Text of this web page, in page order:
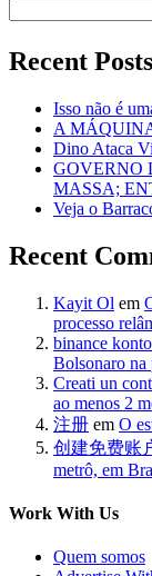
Recent Posts
Isso não é
A
Dino Ataca
GOVERNO
MASSA;
Veja o
Recent
Kayit Ol em
processo
binance
Bolsonaro
Creati un
ao menos 2
注册 em O
创建免费账
metrô, em
Work With Us
Quem somos